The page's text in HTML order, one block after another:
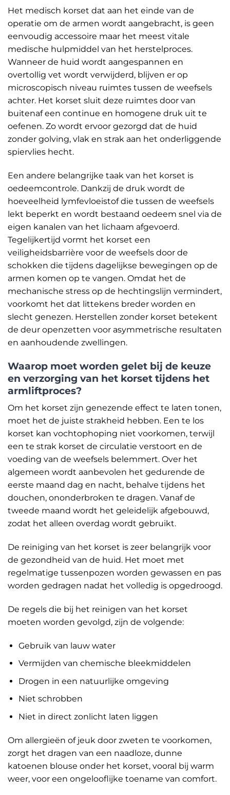
Het medisch korset dat aan het einde van de
operatie om de armen wordt aangebracht, is geen
eenvoudig accessoire maar het meest vitale
medische hulpmiddel van het herstelproces.
Wanneer de huid wordt aangespannen en
overtollig vet wordt verwijderd, blijven er op
microscopisch niveau ruimtes tussen de weefsels
achter. Het korset sluit deze ruimtes door van
buitenaf een continue en homogene druk uit te
oefenen. Zo wordt ervoor gezorgd dat de huid
zonder golving, vlak en strak aan het onderliggende
spiervlies hecht.
Een andere belangrijke taak van het korset is
oedeemcontrole. Dankzij de druk wordt de
hoeveelheid lymfevloeistof die tussen de weefsels
lekt beperkt en wordt bestaand oedeem snel via de
eigen kanalen van het lichaam afgevoerd.
Tegelijkertijd vormt het korset een
veiligheidsbarrière voor de weefsels door de
schokken die tijdens dagelijkse bewegingen op de
armen komen op te vangen. Omdat het de
mechanische stress op de hechtingslijn vermindert,
voorkomt het dat littekens breder worden en
slecht genezen. Herstellen zonder korset betekent
de deur openzetten voor asymmetrische resultaten
en aanhoudende zwellingen.
Waarop moet worden gelet bij de keuze
en verzorging van het korset tijdens het
armliftproces?
Om het korset zijn genezende effect te laten tonen,
moet het de juiste strakheid hebben. Een te los
korset kan vochtophoping niet voorkomen, terwijl
een te strak korset de circulatie verstoort en de
voeding van de weefsels belemmert. Over het
algemeen wordt aanbevolen het gedurende de
eerste maand dag en nacht, behalve tijdens het
douchen, ononderbroken te dragen. Vanaf de
tweede maand wordt het geleidelijk afgebouwd,
zodat het alleen overdag wordt gebruikt.
De reiniging van het korset is zeer belangrijk voor
de gezondheid van de huid. Het moet met
regelmatige tussenpozen worden gewassen en pas
worden gedragen nadat het volledig is opgedroogd.
De regels die bij het reinigen van het korset
moeten worden gevolgd, zijn de volgende:
Gebruik van lauw water
Vermijden van chemische bleekmiddelen
Drogen in een natuurlijke omgeving
Niet schrobben
Niet in direct zonlicht laten liggen
Om allergieën of jeuk door zweten te voorkomen,
zorgt het dragen van een naadloze, dunne
katoenen blouse onder het korset, vooral bij warm
weer, voor een ongelooflijke toename van comfort.